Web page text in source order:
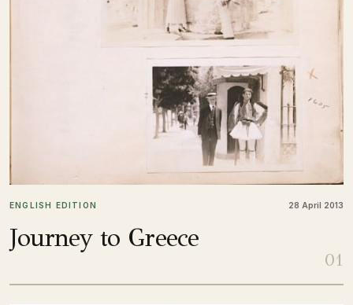
ENGLISH EDITION 28 April 2013
Journey to Greece
01